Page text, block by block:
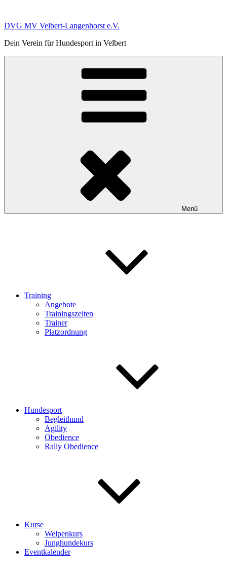
springen
DVG MV Velbert-Langenhorst e.V.
Dein Verein für Hundesport in Velbert
Menü
Training
Angebote
Trainingszeiten
Trainer
Platzordnung
Hundesport
Begleithund
Agility
Obedience
Rally Obedience
Kurse
Welpenkurs
Junghundekurs
Eventkalender